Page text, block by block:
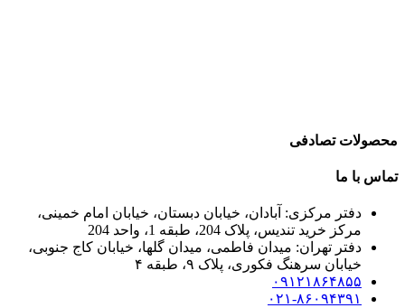
محصولات تصادفی
تماس با ما
دفتر مرکزی: آبادان، خیابان دبستان، خیابان امام خمینی،
مرکز خرید تندیس، پلاک 204، طبقه 1، واحد 204
دفتر تهران: میدان فاطمی، میدان گلها، خیابان کاج جنوبی،
خیابان سرهنگ فکوری، پلاک ۹، طبقه ۴
۰۹۱۲۱۸۶۴۸۵۵
۰۲۱-۸۶۰۹۴۳۹۱